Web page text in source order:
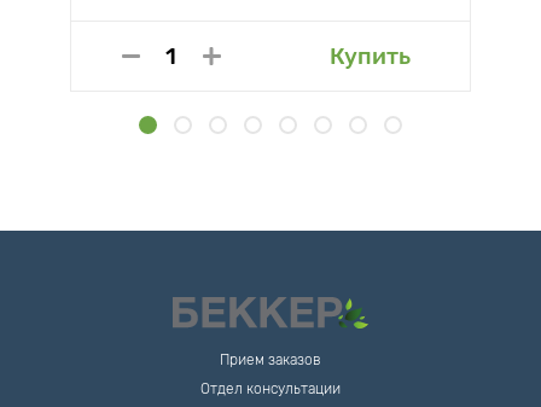
Купить
Прием заказов
Отдел консультации